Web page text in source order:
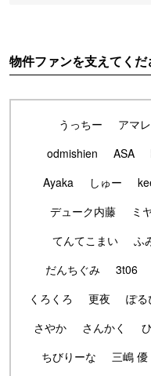
物件ファンを支えてく
うっちー アマ
odmishien
ASA
Ayaka
しゅー
デューク内藤
ミ
てんてこまい
ふ
だんちぐみ
3t06
くろくろ
更夜 ぽる
さやか
さんかく
ちびりーな
三嶋 優